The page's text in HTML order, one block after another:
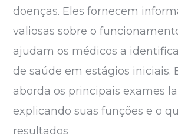
doenças. Eles fornecem
valiosas sobre o
ajudam os médicos a
de saúde em estágios iniciais.
aborda os principais exames
explicando suas funções e o
resultados